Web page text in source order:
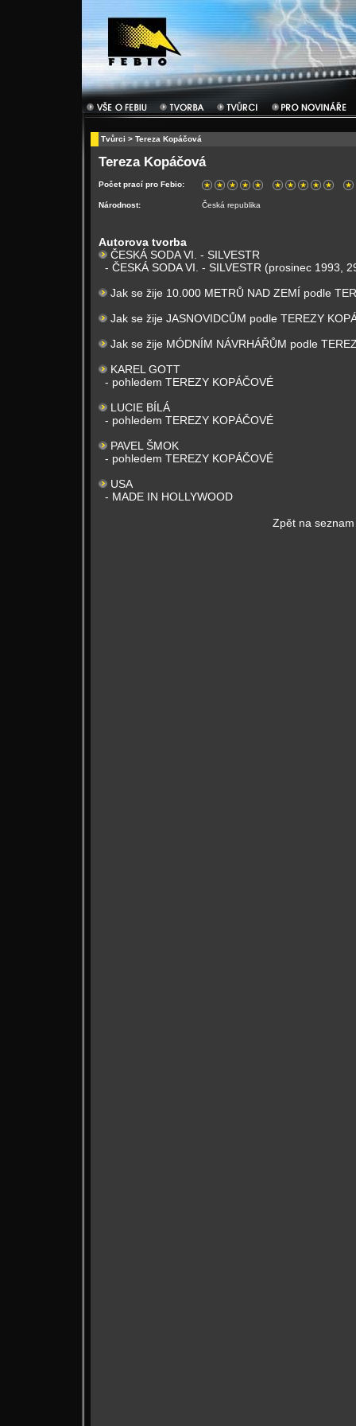
Tvůrci > Tereza Kopáčová
Tereza Kopáčová
Počet prací pro Febio:
Národnost: Česká republika
Autorova tvorba
ČESKÁ SODA VI. - SILVESTR
- ČESKÁ SODA VI. - SILVESTR (prosinec 1993,
Jak se žije 10.000 METRŮ NAD ZEMÍ podle
Jak se žije JASNOVIDCŮM podle TEREZY
Jak se žije MÓDNÍM NÁVRHÁŘŮM podle
KAREL GOTT
- pohledem TEREZY KOPÁČOVÉ
LUCIE BÍLÁ
- pohledem TEREZY KOPÁČOVÉ
PAVEL ŠMOK
- pohledem TEREZY KOPÁČOVÉ
USA
- MADE IN HOLLYWOOD
Zpět na seznam